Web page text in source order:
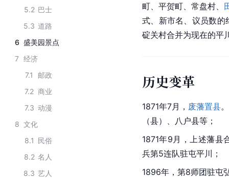
5.2 巴士
5.3 道路
6 盛美园景点
7 经济
7.1
邮政
7.2 商业
7.3 动漫
8 文化
8.1 民俗
8.2 名人
8.3 艺人
町、平贺町、常盘村、
式、新市名、议员数的
碇关村合并为现在的平
历史变革
1871年7月， 废藩置县
（县）、八户县等；
1871年9月，上述藩县
兵第5连队驻屯平川；
1896年，第8师团驻屯